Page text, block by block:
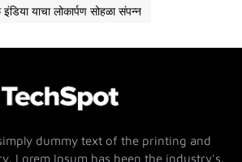
याचा लोकार्पण सोहळा संपन्न
dummy text of the printing and
Lorem Ipsum has been the industry's.